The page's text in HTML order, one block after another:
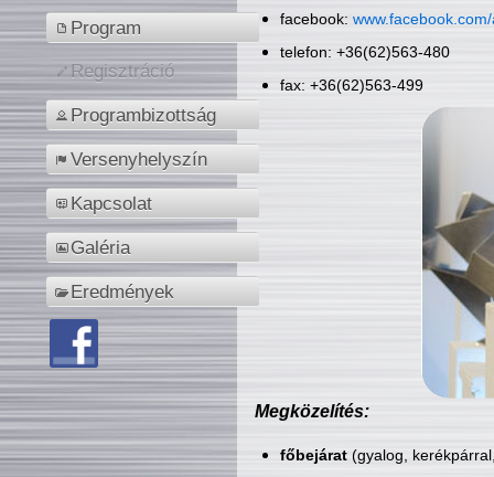
Program
Regisztráció
Programbizottság
Versenyhelyszín
Kapcsolat
Galéria
Eredmények
facebook:
telefon: +36(62)563-480
fax: +36(62)563-499
Megközelítés:
főbejárat(gyalog,